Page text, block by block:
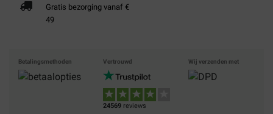
Gratis bezorging vanaf €
49
Betalingsmethoden Vertrouwd
24569 reviews
Wij verzenden met